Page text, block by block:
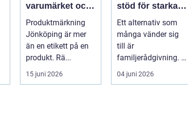
varumärket och
underlättar
vardagen
Produktmärkning
Jönköping är mer
än en etikett på en
produkt. Rä...
15 juni 2026
stöd för starkare
relationer
Ett alternativ som
många vänder sig
till är
familjerådgivning. I
Stockholm fin...
04 juni 2026